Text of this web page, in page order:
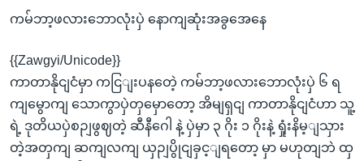
ကမ်ဘာ့ဖလားဘောလုံးပှဲ နောကျဆုံးအခွအေနေ
{{Zawgyi/Unicode}}
ကာတာနိုငျငံမှာ ကငြျးပနတေဲ့ ကမ်ဘာ့ဖလားဘောလုံးပှဲ ၆ ရ
ကျမွောကျ သောကွာပှဲတှမှောတော့ အိမျရှငျ ကာတာနိုငျငံဟာ သူ့
ရဲ့ ဒုတိယပှဲစဉျဖွဈတဲ့ ဆီနီဂေါ နဲ့ ပှဲမှာ ၃ ဂိုး ၁ ဂိုးနဲ့ ရှုံးနိမ့ျသှား
တဲ့အတှကျ ဆကျလကျ ယှဉျပွိုငျခှင့ျရတော့ မှာ မဟုတျဘဲ ထှ